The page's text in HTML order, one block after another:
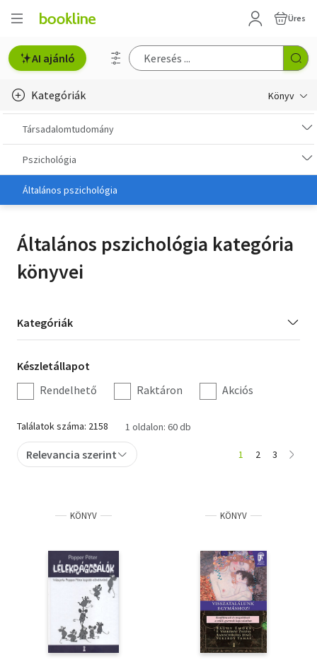
Üres
AI ajánló
Kategóriák Könyv
Életmód, egészség
Erotika
Gyermek- és ifjúsági
Irodalom
Művészet
Szótár, nyelvkönyv
Tankönyv, segédkönyv
Társadalomtudomány
Természettudomány
Történelem
Társadalomtudomány
Pszichológia
Általános pszichológia
Általános pszichológia kategória
könyvei
Kategória
szűrés
Kategóriák
Készletállapot
szűrés
Készletállapot
Rendelhető
Raktáron Akciós
Találatok száma: 2158 1 oldalon: 60 db
Relevancia szerint 1 2 3
KÖNYV KÖNYV